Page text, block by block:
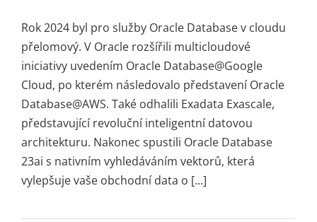
Rok 2024 byl pro služby Oracle Database v cloudu
přelomový. V Oracle rozšířili multicloudové
iniciativy uvedením Oracle Database@Google
Cloud, po kterém následovalo představení Oracle
Database@AWS. Také odhalili Exadata Exascale,
představující revoluční inteligentní datovou
architekturu. Nakonec spustili Oracle Database
23ai s nativním vyhledáváním vektorů, která
vylepšuje vaše obchodní data o [...]